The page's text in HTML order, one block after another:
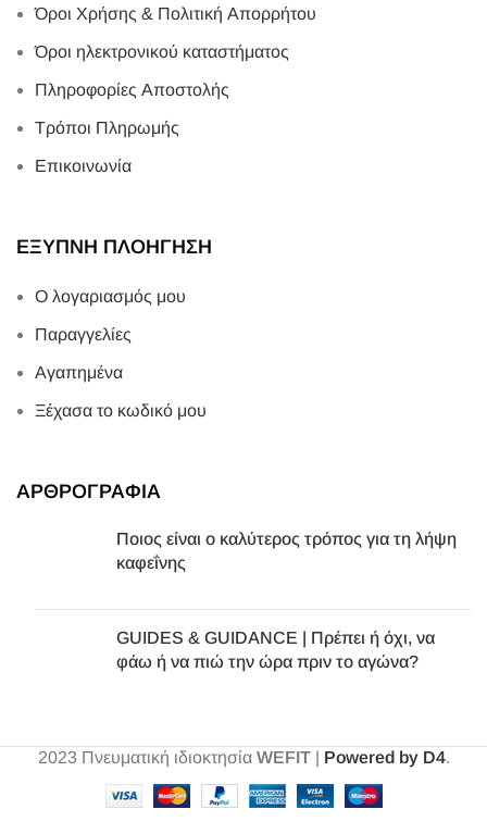
Όροι Χρήσης & Πολιτική Απορρήτου
Όροι ηλεκτρονικού καταστήματος
Πληροφορίες Αποστολής
Τρόποι Πληρωμής
Επικοινωνία
ΕΞΥΠΝΗ ΠΛΟΗΓΗΣΗ
Ο λογαριασμός μου
Παραγγελίες
Αγαπημένα
Ξέχασα το κωδικό μου
ΑΡΘΡΟΓΡΑΦΙΑ
Ποιος είναι ο καλύτερος τρόπος για τη λήψη
καφεΐνης
GUIDES & GUIDANCE | Πρέπει ή όχι, να
φάω ή να πιώ την ώρα πριν το αγώνα?
2023 Πνευματική ιδιοκτησία WEFIT| Powered by D4.